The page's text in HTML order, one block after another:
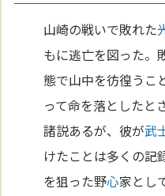
山崎の戦いで敗れた
もに逃亡を図った。
態で山中を彷徨うこ
って命を落としたと
諸説あるが、彼が武
けたことは多くの記
を狙った野心家とし